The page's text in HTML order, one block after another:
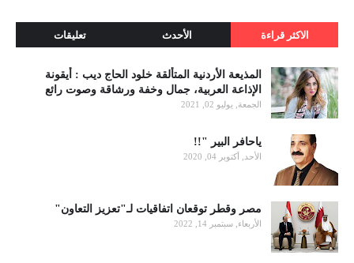
الاكثر قراءة الأحدث تعليقات
المذيعة الأردنية المتألقة خلود الحاج ديب : أيقونة
الإذاعة العربية، جمال وخفة ورشاقة وصوت رائع
الجمعة, يوليو 02, 2021
ياحافر البير "!!
الأحد, أكتوبر 04, 2020
مصر وقطر توقعان اتفاقيات لـ"تعزيز التعاون"
الأربعاء, سبتمبر 14, 2022